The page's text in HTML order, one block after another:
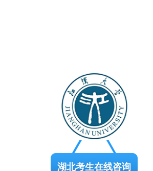
湖北考生在线咨询